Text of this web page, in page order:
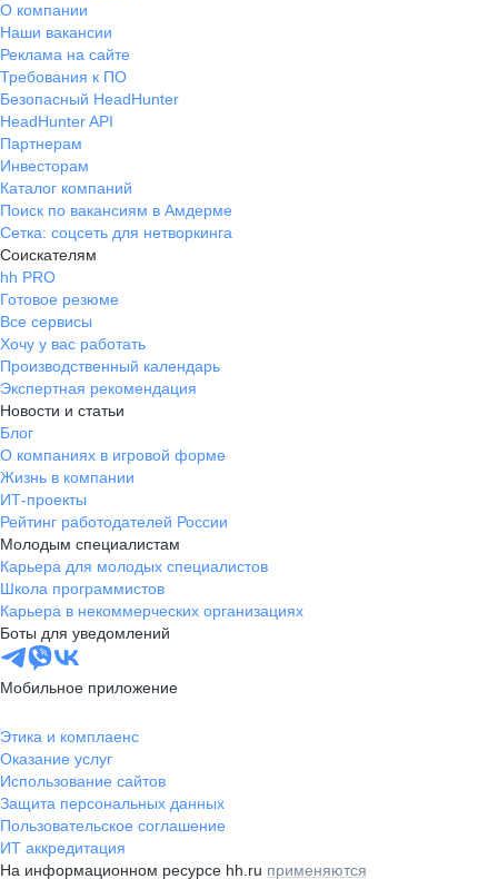
О компании
Наши вакансии
Реклама на сайте
Требования к ПО
Безопасный HeadHunter
HeadHunter API
Партнерам
Инвесторам
Каталог компаний
Поиск по вакансиям в Амдерме
Сетка: соцсеть для нетворкинга
Соискателям
hh PRO
Готовое резюме
Все сервисы
Хочу у вас работать
Производственный календарь
Экспертная рекомендация
Новости и статьи
Блог
О компаниях в игровой форме
Жизнь в компании
ИТ-проекты
Рейтинг работодателей России
Молодым специалистам
Карьера для молодых специалистов
Школа программистов
Карьера в некоммерческих организациях
Боты для уведомлений
Мобильное приложение
Этика и комплаенс
Оказание услуг
Использование сайтов
Защита персональных данных
Пользовательское соглашение
ИТ аккредитация
На информационном ресурсе hh.ru применяются